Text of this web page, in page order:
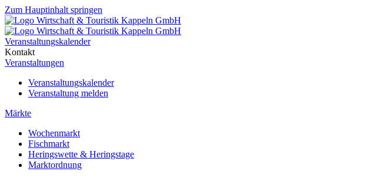
Zum Hauptinhalt springen
Veranstaltungskalender
Kontakt
Veranstaltungen
Veranstaltungskalender
Veranstaltung melden
Märkte
Wochenmarkt
Fischmarkt
Heringswette & Heringstage
Marktordnung